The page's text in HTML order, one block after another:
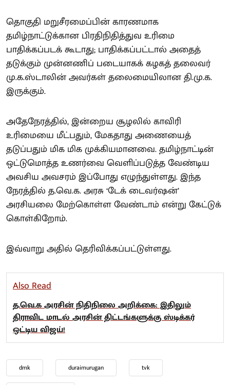
தொகுதி மறுசீரமைப்பின் காரணமாக
தமிழ்நாட்டுக்கான பிரதிநிதித்துவ உரிமை
பாதிக்கப்படக் கூடாது; பாதிக்கப்பட்டால் அதைத்
தடுக்கும் முன்னணிப் படையாகக் கழகத் தலைவர்
மு.க.ஸ்டாலின் அவர்கள் தலைமையிலான தி.மு.க.
இருக்கும்.
அதேநேரத்தில், இன்றைய சூழலில் காவிரி
உரிமையை மீட்பதும், மேகதாது அணையைத்
தடுப்பதும் மிக மிக முக்கியமானவை. தமிழ்நாட்டின்
ஒட்டுமொத்த உணர்வை வெளிப்படுத்த வேண்டிய
அவசிய அவசரம் இப்போது எழுந்துள்ளது. இந்த
நேரத்தில் த.வெ.க. அரசு ‘டேக் டைவர்ஷன்’
அரசியலை மேற்கொள்ள வேண்டாம் என்று கேட்டுக்
கொள்கிறோம்.
இவ்வாறு அதில் தெரிவிக்கப்பட்டுள்ளது.
Also Read
த.வெ.க அரசின் நிதிநிலை அறிக்கை: இதிலும்
திராவிட மாடல் அரசின் திட்டங்களுக்கு ஸ்டிக்கர்
ஒட்டிய விஜய்!
dmk duraimurugan tvk